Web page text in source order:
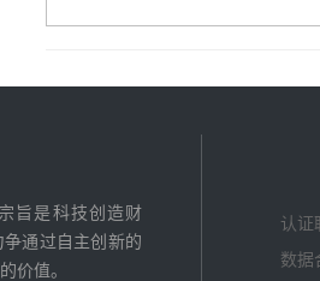
旨是科技创造财
通过自主创新的
价值。
认证
数据